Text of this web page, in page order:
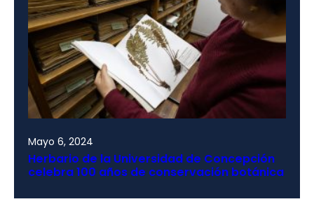
Mayo 6, 2024
Herbario de la Universidad de Concepción
celebra 100 años de conservación botánica